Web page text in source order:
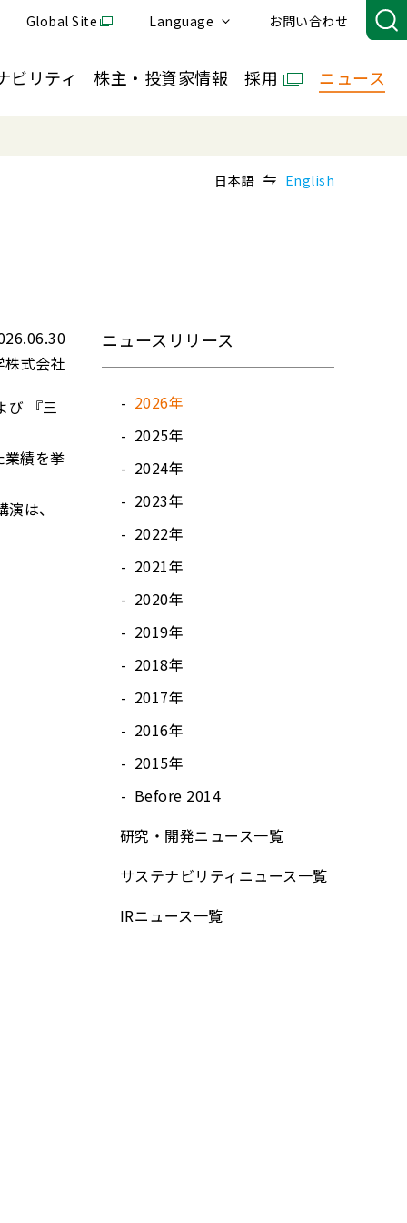
Global Site Language お問い合わせ
ビリティ 株主・投資家情報 採用 ニュース
日本語 English
株式会社
び 『三
績を挙
は、
ニュースリリース
2026年
2025年
2024年
2023年
2022年
2021年
2020年
2019年
2018年
2017年
2016年
2015年
Before 2014
研究・開発ニュース⼀覧
サステナビリティニュース⼀覧
IRニュース⼀覧